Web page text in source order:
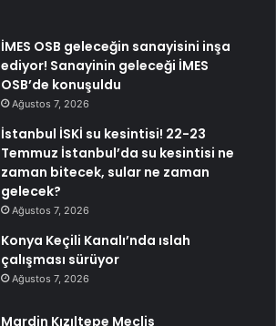
İMES OSB geleceğin sanayisini inşa
ediyor! Sanayinin geleceği İMES
OSB’de konuşuldu
Ağustos 7, 2026
İstanbul İSKİ su kesintisi! 22-23
Temmuz İstanbul’da su kesintisi ne
zaman bitecek, sular ne zaman
gelecek?
Ağustos 7, 2026
Konya Keçili Kanalı’nda ıslah
çalışması sürüyor
Ağustos 7, 2026
Mardin Kızıltepe Meclis